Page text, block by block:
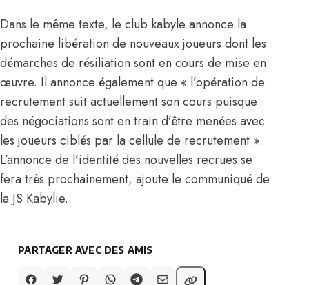
Dans le même texte, le club kabyle annonce la
prochaine libération de nouveaux joueurs dont les
démarches de résiliation sont en cours de mise en
œuvre. Il annonce également que « l’opération de
recrutement suit actuellement son cours puisque
des négociations sont en train d’être menées avec
les joueurs ciblés par la cellule de recrutement ».
L’annonce de l’identité des nouvelles recrues se
fera très prochainement, ajoute le communiqué de
la JS Kabylie.
PARTAGER AVEC DES AMIS